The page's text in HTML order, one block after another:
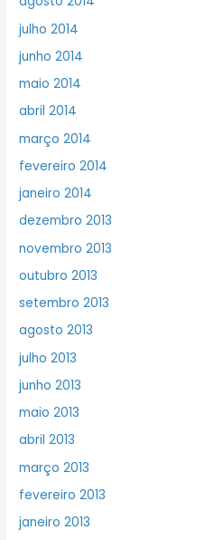
julho 2014
junho 2014
maio 2014
abril 2014
março 2014
fevereiro 2014
janeiro 2014
dezembro 2013
novembro 2013
outubro 2013
setembro 2013
agosto 2013
julho 2013
junho 2013
maio 2013
abril 2013
março 2013
fevereiro 2013
janeiro 2013